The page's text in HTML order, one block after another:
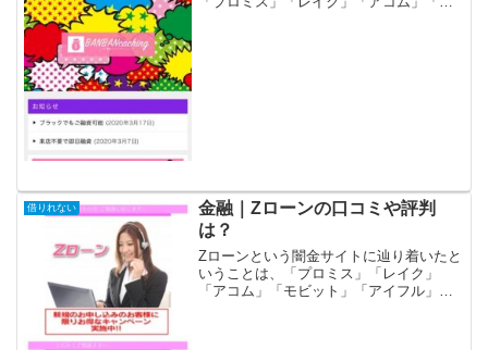
借りれない
金融｜Zローンの口コミや評判
は？
Zローンという闇金サイトに辿り着いたと
いうことは、「プロミス」「レイク」
「アコム」「モビット」「アイフル」等